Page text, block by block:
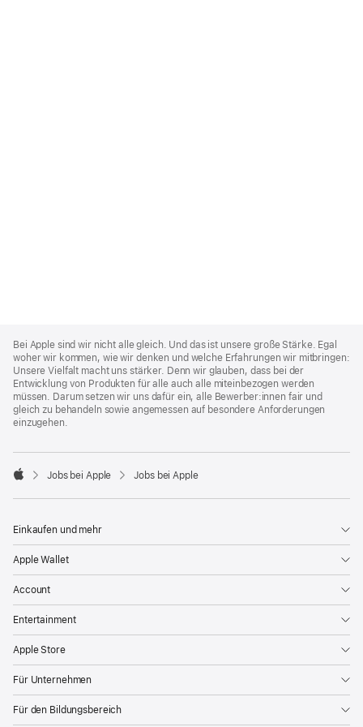
Footer
Bei Apple sind wir nicht alle gleich. Und das ist unsere große Stärke. Egal
woher wir kommen, wie wir denken und welche Erfahrungen wir mitbringen:
Unsere Vielfalt macht uns stärker. Denn wir glauben, dass bei der
Entwicklung von Produkten für alle auch alle miteinbezogen werden
müssen. Darum setzen wir uns dafür ein, alle Bewerber:innen fair und
gleich zu behandeln sowie angemessen auf besondere Anforderungen
einzugehen.

Jobs bei Apple Jobs bei Apple
Einkaufen und mehr
Apple Wallet
Account
Entertainment
Apple Store
Für Unternehmen
Für den Bildungsbereich